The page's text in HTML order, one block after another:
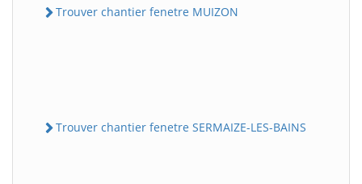
Trouver chantier fenetre MUIZON
Trouver chantier fenetre SERMAIZE-LES-BAINS